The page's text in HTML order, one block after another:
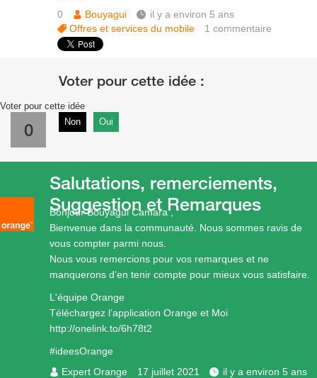
0
Bouyagui
il y a environ 5 ans
Offres et services du mobile
1commentaire
Voter pour cette idée
0 Non Oui
Bonjour Bouyagui Camara ,
Bienvenue dans la communauté. Nous sommes ravis de
vous compter parmi nous.
Nous vous remercions pour vos remarques et ne
manquerons d’en tenir compte pour mieux vous satisfaire.
L'équipe Orange
Téléchargez l’application Orange et Moi
http://onelink.to/6h78t2
#ideesOrange
Expert Orange
17 juillet 2021 il y a environ 5 ans
Salutations, remerciements,
Suggestion et Remarques